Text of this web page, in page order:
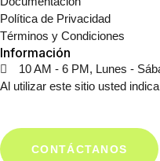
Política de Privacidad
Términos y Condiciones
Información
10 AM - 6 PM, Lunes -
Al utilizar este sitio usted
CONTÁCTANOS